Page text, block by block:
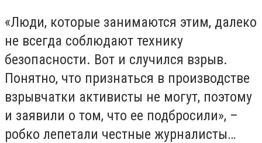
«Люди, которые занимаются этим, далеко
не всегда соблюдают технику
безопасности. Вот и случился взрыв.
Понятно, что признаться в производстве
взрывчатки активисты не могут, поэтому
и заявили о том, что ее подбросили», –
робко лепетали честные журналисты…